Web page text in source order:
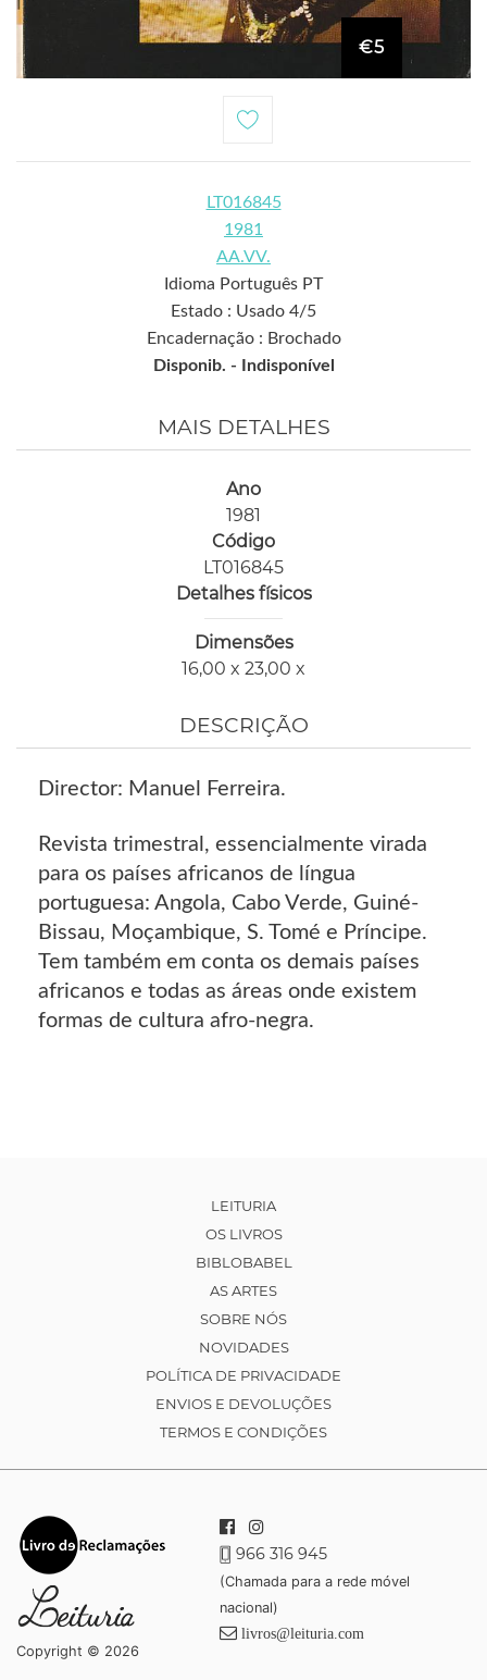
€5
LT016845
1981
AA.VV.
Idioma Português PT
Estado : Usado 4/5
Encadernação : Brochado
Disponib. -
Indisponível
MAIS DETALHES
Ano
1981
Código
LT016845
Detalhes físicos
Dimensões
16,00 x 23,00 x
DESCRIÇÃO
Director: Manuel Ferreira.
Revista trimestral, essencialmente virada
para os países africanos de língua
portuguesa: Angola, Cabo Verde, Guiné-
Bissau, Moçambique, S. Tomé e Príncipe.
Tem também em conta os demais países
africanos e todas as áreas onde existem
formas de cultura afro-negra.
LEITURIA
OS LIVROS
BIBLOBABEL
AS ARTES
SOBRE NÓS
NOVIDADES
POLÍTICA DE PRIVACIDADE
ENVIOS E DEVOLUÇÕES
TERMOS E CONDIÇÕES
Copyright © 2026
966 316 945
(Chamada para a rede móvel
nacional)
livros@leituria.com